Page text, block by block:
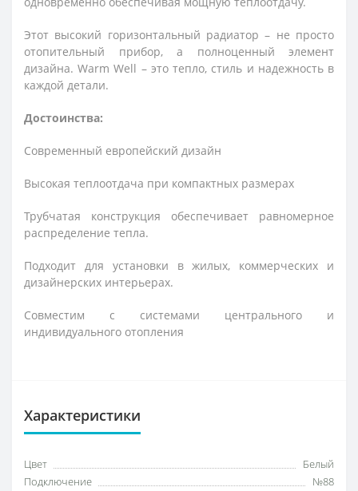
Этот высокий горизонтальный радиатор – не просто
отопительный прибор, а полноценный элемент
дизайна. Warm Well – это тепло, стиль и надежность в
каждой детали.
Достоинства:
Современный европейский дизайн
Высокая теплоотдача при компактных размерах
Трубчатая конструкция обеспечивает равномерное
распределение тепла.
Подходит для установки в жилых, коммерческих и
дизайнерских интерьерах.
Совместим с системами центрального и
индивидуального отопления
Характеристики
Цвет
Белый
Подключение
№88